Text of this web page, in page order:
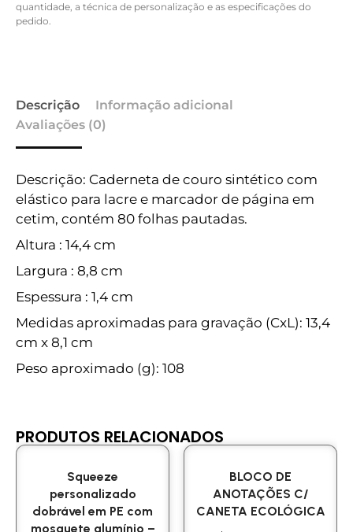
quantidade, a técnica de personalização e as especificações do
pedido.
Descrição
Informação adicional
Avaliações (0)
Descrição: Caderneta de couro sintético com
elástico para lacre e marcador de página em
cetim, contém 80 folhas pautadas.
Altura : 14,4 cm
Largura : 8,8 cm
Espessura : 1,4 cm
Medidas aproximadas para gravação (CxL): 13,4
cm x 8,1 cm
Peso aproximado (g): 108
PRODUTOS RELACIONADOS
Squeeze
personalizado
dobrável em PE com
mosquete alumínio –
BLOCO DE
ANOTAÇÕES C/
CANETA ECOLÓGICA